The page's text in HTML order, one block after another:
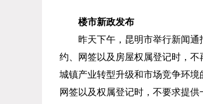
楼市新政发布
昨天下午，昆明市举行新闻
约、网签以及房屋权属登记时，
城镇产业转型升级和市场竞争环
网签以及权属登记时，不要求提供